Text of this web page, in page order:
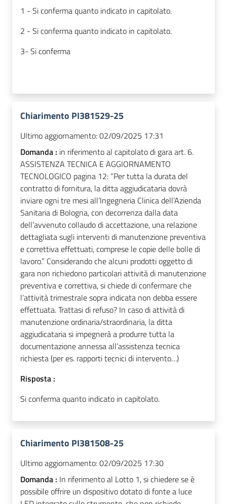
1 - Si conferma quanto indicato in capitolato.
2 - Si conferma quanto indicato in capitolato.
3- Si conferma
Chiarimento PI381529-25
Ultimo aggiornamento:02/09/2025 17:31
Domanda : in riferimento al capitolato di gara art. 6.
ASSISTENZA TECNICA E AGGIORNAMENTO
TECNOLOGICO pagina 12: “Per tutta la durata del
contratto di fornitura, la ditta aggiudicataria dovrà
inviare ogni tre mesi all’Ingegneria Clinica dell’Azienda
Sanitaria di Bologna, con decorrenza dalla data
dell’avvenuto collaudo di accettazione, una relazione
dettagliata sugli interventi di manutenzione preventiva
e correttiva effettuati, comprese le copie delle bolle di
lavoro.” Considerando che alcuni prodotti oggetto di
gara non richiedono particolari attività di manutenzione
preventiva e correttiva, si chiede di confermare che
l’attività trimestrale sopra indicata non debba essere
effettuata. Trattasi di refuso? In caso di attività di
manutenzione ordinaria/straordinaria, la ditta
aggiudicataria si impegnerà a produrre tutta la
documentazione annessa all’assistenza tecnica
richiesta (per es. rapporti tecnici di intervento…)
Risposta :
Si conferma quanto indicato in capitolato.
Chiarimento PI381508-25
Ultimo aggiornamento:02/09/2025 17:30
Domanda : In riferimento al Lotto 1, si chiedere se è
possibile offrire un dispositivo dotato di fonte a luce